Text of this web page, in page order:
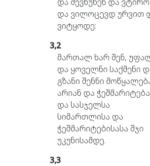
და ვილოცევდ ურვით
ვიტყოდე:
3,2
მართალ ხარ შენ,
და ყოველნი საქმენი
გზანი შენნი
არიან და
და სასჯელსა
სიმართლისა და
ჭეშმარიტებისასა შჯი
უკუნისამდე.
3,3